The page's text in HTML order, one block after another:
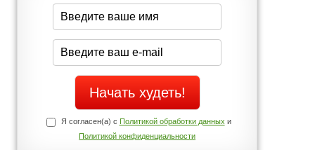
середине дня?
Нет
Телефоны службы поддержки
+7 (909) 421-77-27